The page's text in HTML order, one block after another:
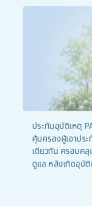
ประกันอุบัติเหตุ
คุ้มครองผู้เอาปร
เดียวกัน ครอบค
ดูแล หลังเกิดอุบัติ